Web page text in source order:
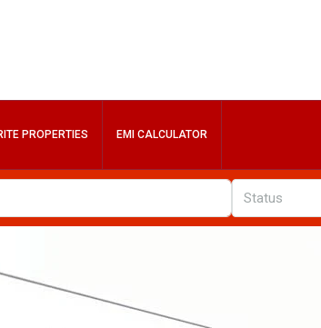
PROPERTIES EMI CALCULATOR
Status